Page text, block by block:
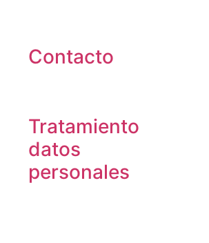
Contacto
Tratamiento
datos
personales